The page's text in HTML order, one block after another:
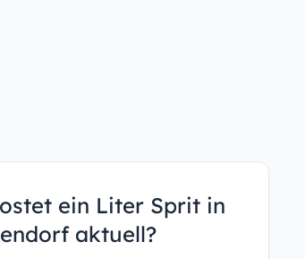
ein Liter Sprit in
aktuell?